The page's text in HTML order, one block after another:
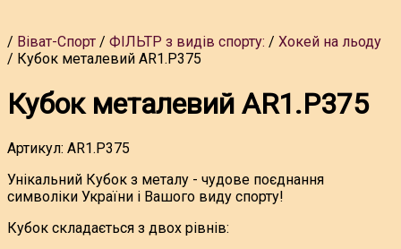
Віват-Спорт ФІЛЬТР з видів спорту:
Хокей на льоду
Кубок металевий AR1.P375
Кубок металевий AR1.P375
Артикул: AR1.P375
Унікальний Кубок з металу - чудове поєднання
символіки України і Вашого виду спорту!
Кубок складається з двох рівнів: